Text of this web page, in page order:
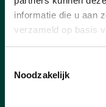
informatie die u aan
verzameld op basis
Noodzakelijk
Nieuws